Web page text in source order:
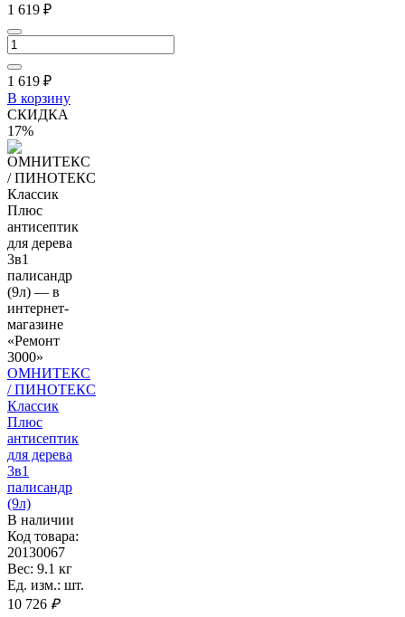
1 619 ₽
1 619 ₽
В корзину
СКИДКА
17%
ОМНИТЕКС
/ ПИНОТЕКС
Классик
Плюс
антисептик
для дерева
3в1
палисандр
(9л)
В наличии
Код товара:
20130067
Вес: 9.1 кг
Ед. изм.: шт.
10 726 ₽